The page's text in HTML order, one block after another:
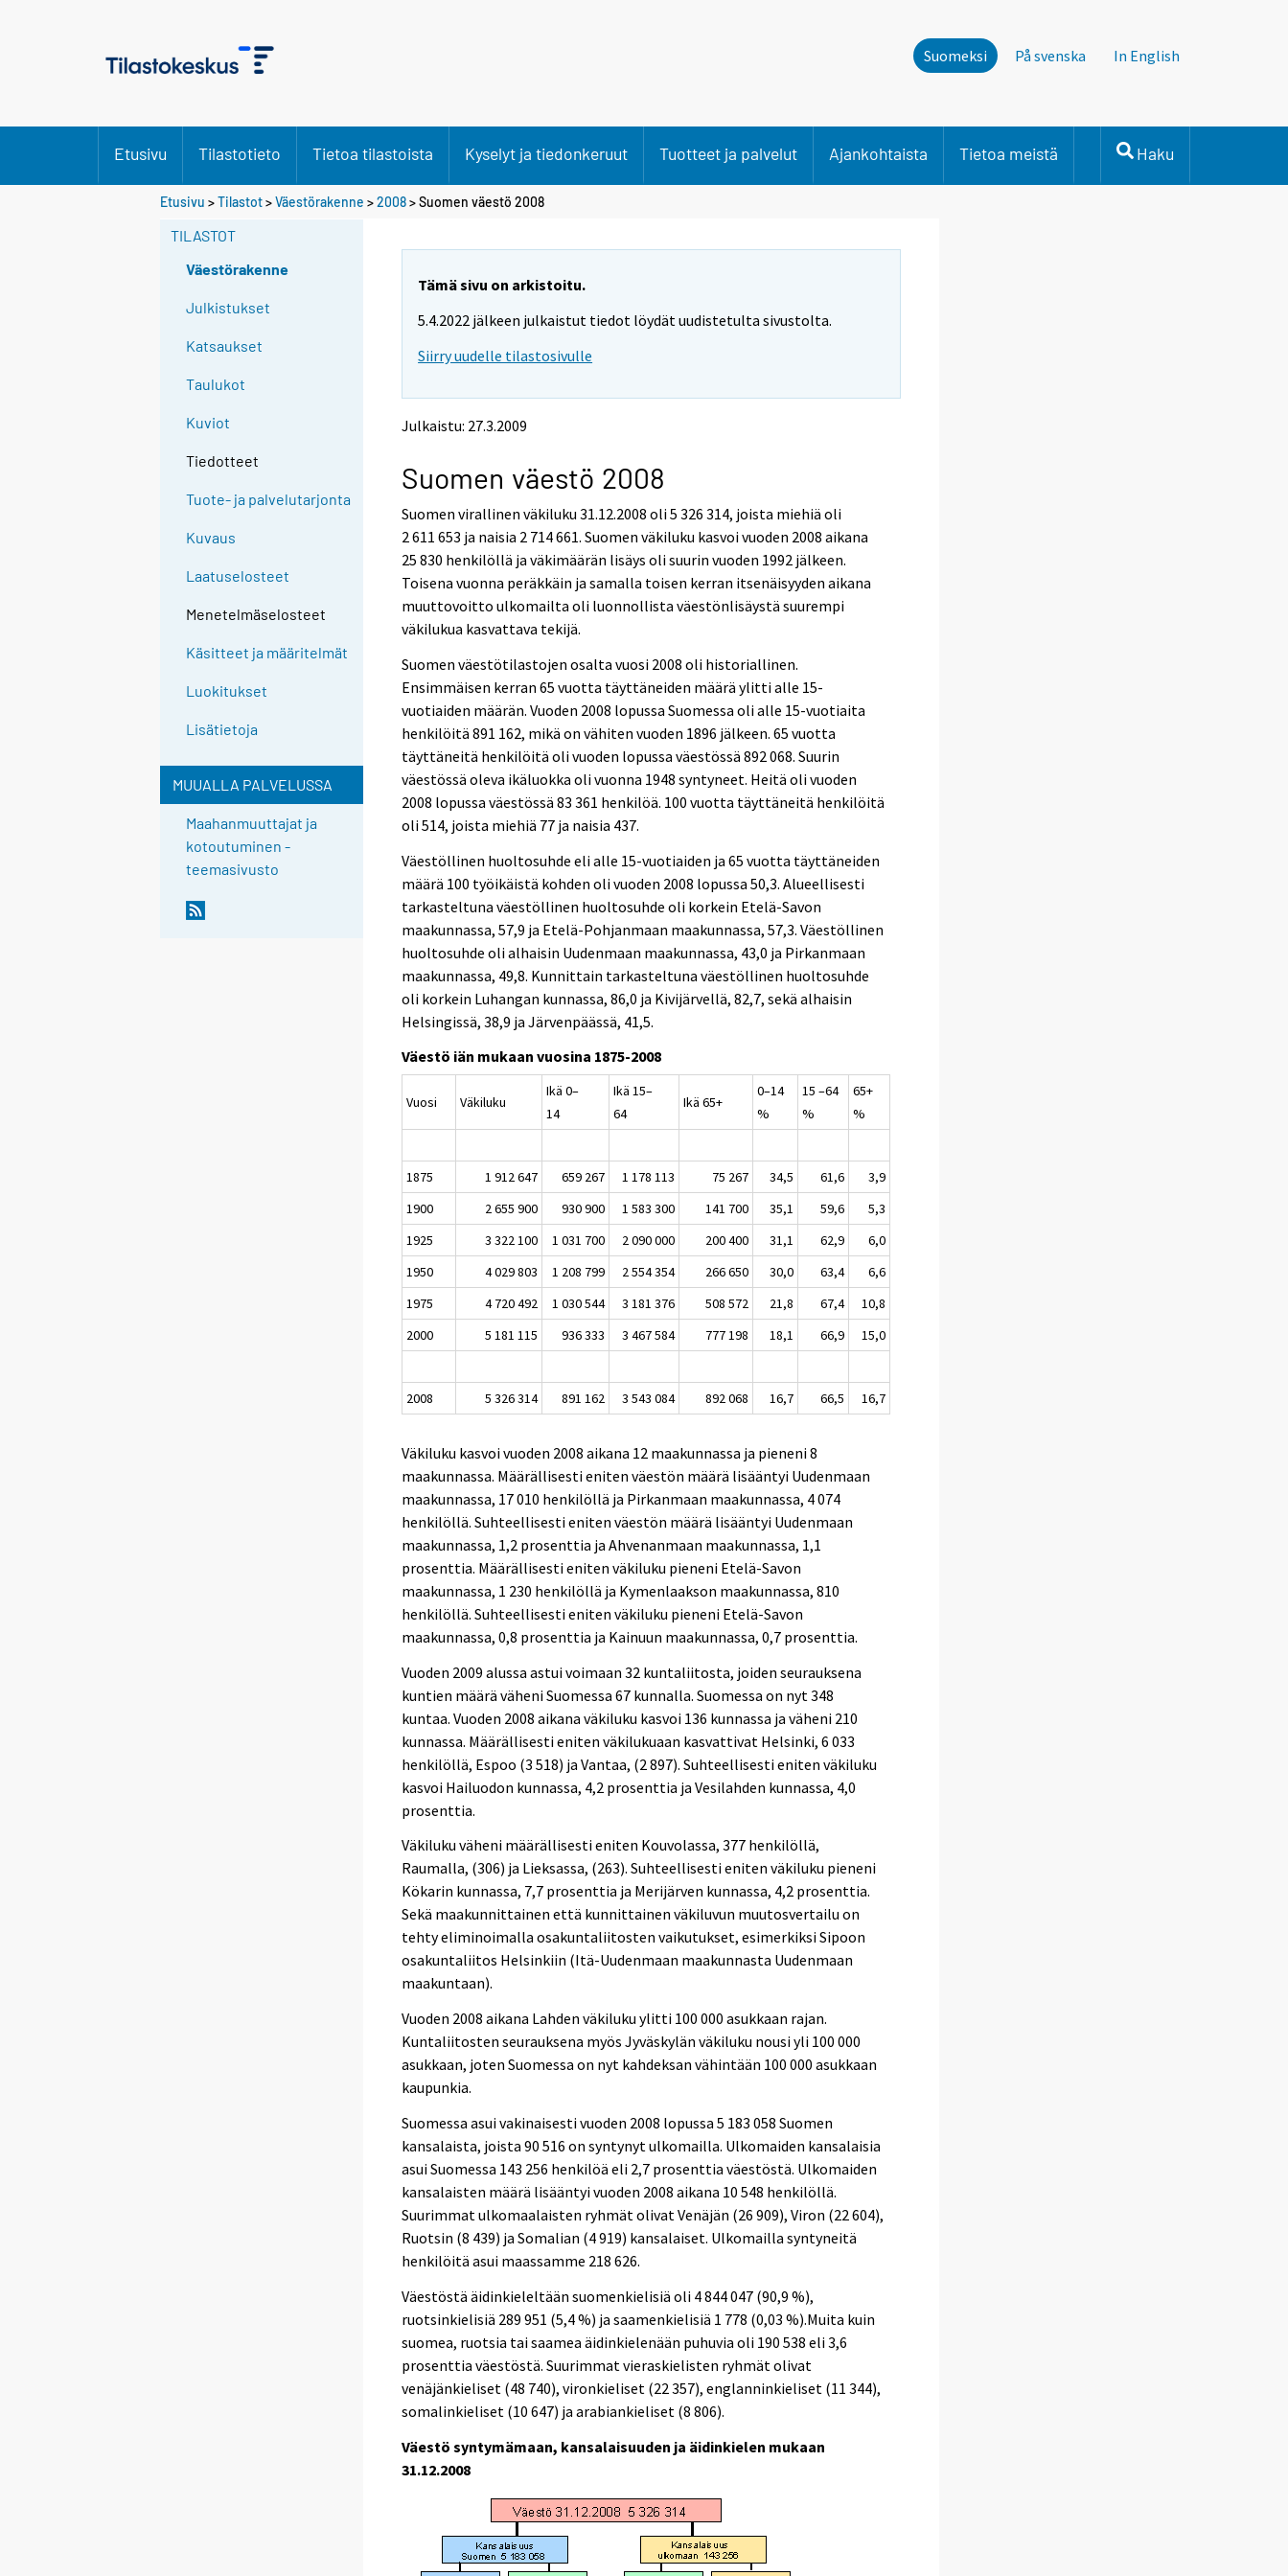
Suomeksi På svenska In English
Etusivu Tilastotieto Tietoa tilastoista Kyselyt ja tiedonkeruut Tuotteet ja palvelut Ajankohtaista Tietoa meistä Haku
Etusivu >Tilastot>Väestörakenne >2008> Suomen väestö 2008
TILASTOT
Väestörakenne
Julkistukset
Katsaukset
Taulukot
Kuviot
Tiedotteet
Tuote- ja palvelutarjonta
Kuvaus
Laatuselosteet
Menetelmäselosteet
Käsitteet ja määritelmät
Luokitukset
Lisätietoja
MUUALLA PALVELUSSA
Maahanmuuttajat ja
kotoutuminen -
teemasivusto
Tämä sivu on arkistoitu.
5.4.2022 jälkeen julkaistut tiedot löydät uudistetulta sivustolta.
Siirry uudelle tilastosivulle
Julkaistu: 27.3.2009
Suomen väestö 2008
Suomen virallinen väkiluku 31.12.2008 oli 5 326 314, joista miehiä oli
2 611 653 ja naisia 2 714 661. Suomen väkiluku kasvoi vuoden 2008 aikana
25 830 henkilöllä ja väkimäärän lisäys oli suurin vuoden 1992 jälkeen.
Toisena vuonna peräkkäin ja samalla toisen kerran itsenäisyyden aikana
muuttovoitto ulkomailta oli luonnollista väestönlisäystä suurempi
väkilukua kasvattava tekijä.
Suomen väestötilastojen osalta vuosi 2008 oli historiallinen.
Ensimmäisen kerran 65 vuotta täyttäneiden määrä ylitti alle 15-
vuotiaiden määrän. Vuoden 2008 lopussa Suomessa oli alle 15-vuotiaita
henkilöitä 891 162, mikä on vähiten vuoden 1896 jälkeen. 65 vuotta
täyttäneitä henkilöitä oli vuoden lopussa väestössä 892 068. Suurin
väestössä oleva ikäluokka oli vuonna 1948 syntyneet. Heitä oli vuoden
2008 lopussa väestössä 83 361 henkilöä. 100 vuotta täyttäneitä henkilöitä
oli 514, joista miehiä 77 ja naisia 437.
Väestöllinen huoltosuhde eli alle 15-vuotiaiden ja 65 vuotta täyttäneiden
määrä 100 työikäistä kohden oli vuoden 2008 lopussa 50,3. Alueellisesti
tarkasteltuna väestöllinen huoltosuhde oli korkein Etelä-Savon
maakunnassa, 57,9 ja Etelä-Pohjanmaan maakunnassa, 57,3. Väestöllinen
huoltosuhde oli alhaisin Uudenmaan maakunnassa, 43,0 ja Pirkanmaan
maakunnassa, 49,8. Kunnittain tarkasteltuna väestöllinen huoltosuhde
oli korkein Luhangan kunnassa, 86,0 ja Kivijärvellä, 82,7, sekä alhaisin
Helsingissä, 38,9 ja Järvenpäässä, 41,5.
Väestö iän mukaan vuosina 1875-2008
Vuosi Väkiluku
Ikä 0–
14
Ikä 15–
64
Ikä 65+
0–14
%
15 –64
%
65+
%
1875 1 912 647 659 267 1 178 113 75 267 34,5 61,6
3,9
1900
2 655 900 930 900 1 583 300 141 700 35,1 59,6
5,3
1925
3 322 100 1 031 700 2 090 000 200 400 31,1 62,9
6,0
1950
4 029 803 1 208 799 2 554 354 266 650 30,0 63,4
6,6
1975
4 720 492 1 030 544 3 181 376 508 572 21,8 67,4
10,8
2000
5 181 115 936 333 3 467 584 777 198 18,1 66,9 15,0
2008 5 326 314 891 162 3 543 084 892 068 16,7 66,5 16,7
Väkiluku kasvoi vuoden 2008 aikana 12 maakunnassa ja pieneni 8
maakunnassa. Määrällisesti eniten väestön määrä lisääntyi Uudenmaan
maakunnassa, 17 010 henkilöllä ja Pirkanmaan maakunnassa, 4 074
henkilöllä. Suhteellisesti eniten väestön määrä lisääntyi Uudenmaan
maakunnassa, 1,2 prosenttia ja Ahvenanmaan maakunnassa, 1,1
prosenttia. Määrällisesti eniten väkiluku pieneni Etelä-Savon
maakunnassa, 1 230 henkilöllä ja Kymenlaakson maakunnassa, 810
henkilöllä. Suhteellisesti eniten väkiluku pieneni Etelä-Savon
maakunnassa, 0,8 prosenttia ja Kainuun maakunnassa, 0,7 prosenttia.
Vuoden 2009 alussa astui voimaan 32 kuntaliitosta, joiden seurauksena
kuntien määrä väheni Suomessa 67 kunnalla. Suomessa on nyt 348
kuntaa. Vuoden 2008 aikana väkiluku kasvoi 136 kunnassa ja väheni 210
kunnassa. Määrällisesti eniten väkilukuaan kasvattivat Helsinki, 6 033
henkilöllä, Espoo (3 518) ja Vantaa, (2 897). Suhteellisesti eniten väkiluku
kasvoi Hailuodon kunnassa, 4,2 prosenttia ja Vesilahden kunnassa, 4,0
prosenttia.
Väkiluku väheni määrällisesti eniten Kouvolassa, 377 henkilöllä,
Raumalla, (306) ja Lieksassa, (263). Suhteellisesti eniten väkiluku pieneni
Kökarin kunnassa, 7,7 prosenttia ja Merijärven kunnassa, 4,2 prosenttia.
Sekä maakunnittainen että kunnittainen väkiluvun muutosvertailu on
tehty eliminoimalla osakuntaliitosten vaikutukset, esimerkiksi Sipoon
osakuntaliitos Helsinkiin (Itä-Uudenmaan maakunnasta Uudenmaan
maakuntaan).
Vuoden 2008 aikana Lahden väkiluku ylitti 100 000 asukkaan rajan.
Kuntaliitosten seurauksena myös Jyväskylän väkiluku nousi yli 100 000
asukkaan, joten Suomessa on nyt kahdeksan vähintään 100 000 asukkaan
kaupunkia.
Suomessa asui vakinaisesti vuoden 2008 lopussa 5 183 058 Suomen
kansalaista, joista 90 516 on syntynyt ulkomailla. Ulkomaiden kansalaisia
asui Suomessa 143 256 henkilöä eli 2,7 prosenttia väestöstä. Ulkomaiden
kansalaisten määrä lisääntyi vuoden 2008 aikana 10 548 henkilöllä.
Suurimmat ulkomaalaisten ryhmät olivat Venäjän (26 909), Viron (22 604),
Ruotsin (8 439) ja Somalian (4 919) kansalaiset. Ulkomailla syntyneitä
henkilöitä asui maassamme 218 626.
Väestöstä äidinkieleltään suomenkielisiä oli 4 844 047 (90,9 %),
ruotsinkielisiä 289 951 (5,4 %) ja saamenkielisiä 1 778 (0,03 %).Muita kuin
suomea, ruotsia tai saamea äidinkielenään puhuvia oli 190 538 eli 3,6
prosenttia väestöstä. Suurimmat vieraskielisten ryhmät olivat
venäjänkieliset (48 740), vironkieliset (22 357), englanninkieliset (11 344),
somalinkieliset (10 647) ja arabiankieliset (8 806).
Väestö syntymämaan, kansalaisuuden ja äidinkielen mukaan
31.12.2008
Y
o
Y
o